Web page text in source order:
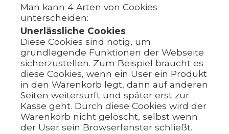
Man kann 4 Arten von Cookies
unterscheiden:
Unerlässliche Cookies
Diese Cookies sind nötig, um
grundlegende Funktionen der Webseite
sicherzustellen. Zum Beispiel braucht es
diese Cookies, wenn ein User ein Produkt
in den Warenkorb legt, dann auf anderen
Seiten weitersurft und später erst zur
Kasse geht. Durch diese Cookies wird der
Warenkorb nicht gelöscht, selbst wenn
der User sein Browserfenster schließt.